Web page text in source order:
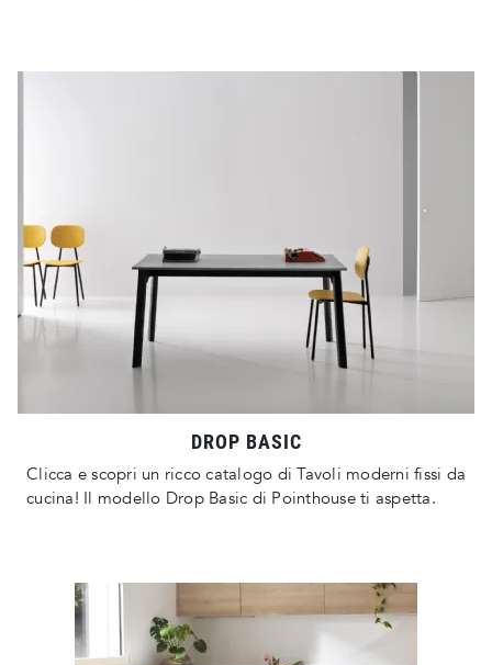
DROP BASIC
Clicca e scopri un ricco catalogo di Tavoli moderni fissi da
cucina! Il modello Drop Basic di Pointhouse ti aspetta.